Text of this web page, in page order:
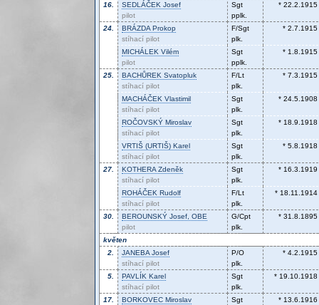
16. SEDLÁČEK Josef
pilot
Sgt
pplk.
* 22.2.1915
24. BRÁZDAProkop
stíhací pilot
F/Sgt
plk.
* 2.7.1915
MICHÁLEK Vilém
pilot
Sgt
pplk.
* 1.8.1915
25. BACHŮREK Svatopluk
stíhací pilot
F/Lt
plk.
* 7.3.1915
MACHÁČEK Vlastimil
stíhací pilot
Sgt
plk.
* 24.5.1908
ROČOVSKÝ Miroslav
stíhací pilot
Sgt
plk.
* 18.9.1918
VRTIŠ (URTIŠ) Karel
stíhací pilot
Sgt
plk.
* 5.8.1918
27. KOTHERAZdeněk
stíhací pilot
Sgt
plk.
* 16.3.1919
ROHÁČEK Rudolf
stíhací pilot
F/Lt
plk.
* 18.11.1914
30. BEROUNSKÝ Josef, OBE
pilot
G/Cpt
plk.
* 31.8.1895
květen
2.
JANEBAJosef
stíhací pilot
P/O
plk.
* 4.2.1915
5. PAVLÍK Karel
stíhací pilot
Sgt
plk.
* 19.10.1918
17. BORKOVEC Miroslav
Sgt
* 13.6.1916